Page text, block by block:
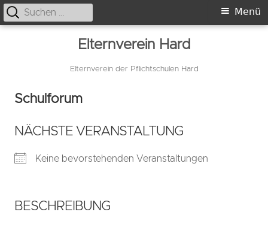
Elternverein Hard
Elternverein der Pflichtschulen Hard
Primäres
Menü
Suche
nach:
Schulforum
NÄCHSTE VERANSTALTUNG
Keine bevorstehenden Veranstaltungen
BESCHREIBUNG